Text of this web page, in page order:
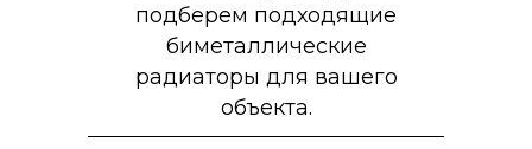
подберем подходящие
биметаллические
радиаторы для вашего
объекта.